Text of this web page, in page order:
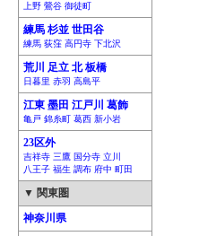
上野 鶯谷 御徒町
練馬 杉並 世田谷
練馬 荻窪 高円寺 下北沢
荒川 足立 北 板橋
日暮里 赤羽 高島平
江東 墨田 江戸川 葛飾
亀戸 錦糸町 葛西 新小岩
23区外
吉祥寺 三鷹 国分寺 立川
八王子 福生 調布 府中 町田
▼ 関東圏
神奈川県